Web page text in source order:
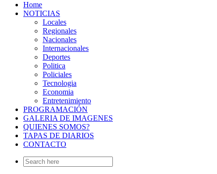
Home
NOTICIAS
Locales
Regionales
Nacionales
Internacionales
Deportes
Politica
Policiales
Tecnologia
Economia
Entretenimiento
PROGRAMACIÓN
GALERIA DE IMAGENES
QUIENES SOMOS?
TAPAS DE DIARIOS
CONTACTO
Search
for: